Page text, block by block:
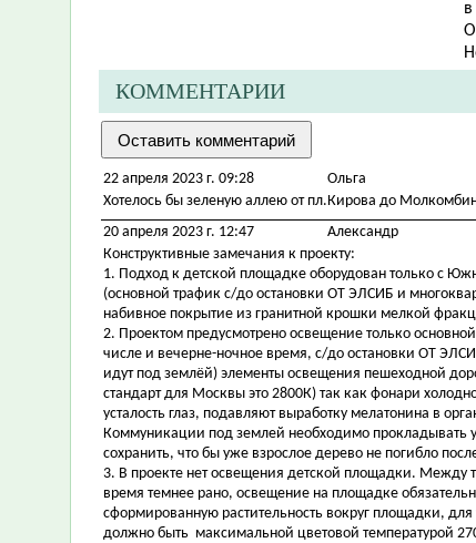
КОММЕНТАРИИ
22 апреля 2023 г. 09:28
Ольга
Хотелось бы зеленую аллею от пл.Кирова до
20 апреля 2023 г. 12:47
Александр
Конструктивные замечания к проекту:
1. Подход к детской площадке оборудован только с
(основной трафик с/до остановки ОТ ЭЛСИБ и
набивное покрытие из гранитной крошки мелкой
2. Проектом предусмотрено освещение только
числе и вечерне-ночное время, с/до остановки ОТ
идут под землёй) элементы освещения пешеходной
стандарт для Москвы это 2800К) так как фонари
усталость глаз, подавляют выработку мелатонина в
Коммуникации под землей необходимо прокладывать
сохранить, что бы уже взрослое дерево не погибло
3. В проекте нет освещения детской площадки. Между
время темнее рано, освещение на площадке
сформированную растительность вокруг площадки,
должно быть максимальной цветовой температурой